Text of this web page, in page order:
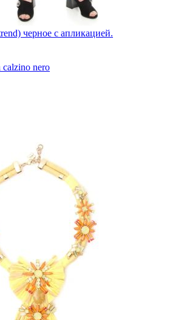
черное с апликацией.
calzino nero